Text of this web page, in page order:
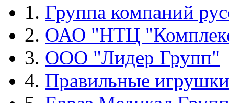
1. Группа компаний
2. ОАО "НТЦ
3. ООО "Лидер Групп"
4. Правильные игрушки